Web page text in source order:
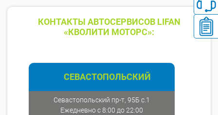
КОНТАКТЫ АВТОСЕРВИСОВ LIFAN
«КВОЛИТИ МОТОРС»:
СЕВАСТОПОЛЬСКИЙ
Севастопольский пр-т, 95Б с.1
Ежедневно с 8:00 до 22:00